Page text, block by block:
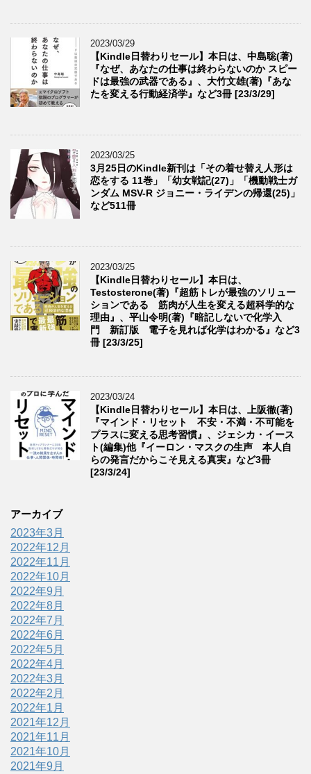
2023/03/29
【Kindle日替わりセール】本日は、中島聡(著)
『なぜ、あなたの仕事は終わらないのか スピー
ドは最強の武器である』、大竹文雄(著)『あな
たを変える行動経済学』など3冊 [23/3/29]
2023/03/25
3月25日のKindle新刊は「その着せ替え人形は
恋をする 11巻」「幼女戦記(27)」「機動戦士ガ
ンダム MSV-R ジョニー・ライデンの帰還(25)」
など511冊
2023/03/25
【Kindle日替わりセール】本日は、
Testosterone(著)『超筋トレが最強のソリュー
ションである 筋肉が人生を変える超科学的な
理由』、平山令明(著)『暗記しないで化学入
門 新訂版 電子を見れば化学はわかる』など3
冊 [23/3/25]
2023/03/24
【Kindle日替わりセール】本日は、上阪徹(著)
『マインド・リセット 不安・不満・不可能を
プラスに変える思考習慣』、ジェシカ・イース
ト(編集)他『イーロン・マスクの生声 本人自
らの発言だからこそ見える真実』など3冊
[23/3/24]
アーカイブ
2023年3月
2022年12月
2022年11月
2022年10月
2022年9月
2022年8月
2022年7月
2022年6月
2022年5月
2022年4月
2022年3月
2022年2月
2022年1月
2021年12月
2021年11月
2021年10月
2021年9月